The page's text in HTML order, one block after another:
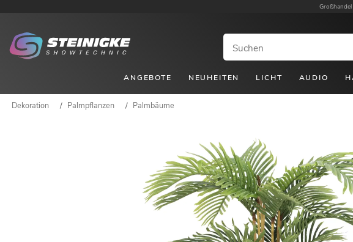
ANGEBOTE NEUHEITEN LICHT AUDIO
Dekoration / Palmpflanzen / Palmbäume